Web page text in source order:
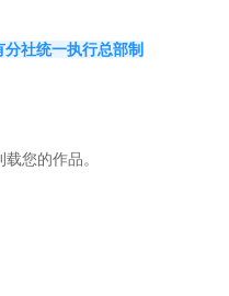
社统一执行总部制
您的作品。